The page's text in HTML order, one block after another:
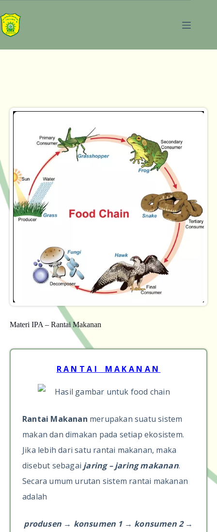
Materi IPA – Rantai Makanan
R A N T A I M A K A N A N
Rantai Makanan merupakan suatu sistem
makan dan dimakan pada setiap ekosistem.
Jika lebih dari satu rantai makanan, maka
disebut sebagai jaring – jaring makanan.
Secara umum urutan sistem rantai makanan
adalah
produsen → konsumen 1 → konsumen 2 →